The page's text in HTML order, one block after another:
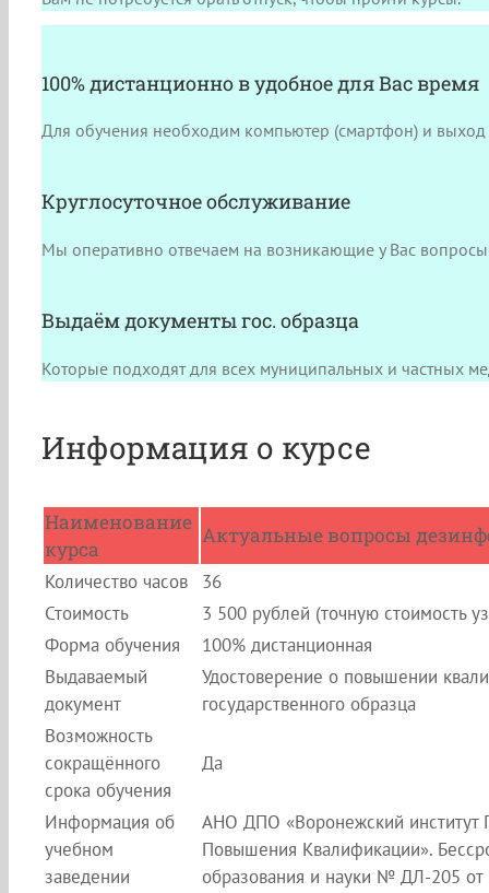
100% дистанционно в удобное для Вас время
Для обучения необходим компьютер (смартфон) и выход
Круглосуточное обслуживание
Мы оперативно отвечаем на возникающие у Вас вопросы
Выдаём документы гос. образца
Которые подходят для всех муниципальных и частных
Информация о курсе
Наименование
курса
Актуальные вопросы
Количество часов
36
Стоимость
3 500 рублей (точную стоимость
Форма обучения
100% дистанционная
Выдаваемый
документ
Удостоверение о повышении
государственного образца
Возможность
сокращённого
срока обучения
Да
Информация об
учебном
заведении
АНО ДПО «Воронежский институт
Повышения Квалификации».
образования и науки № ДЛ-205 от